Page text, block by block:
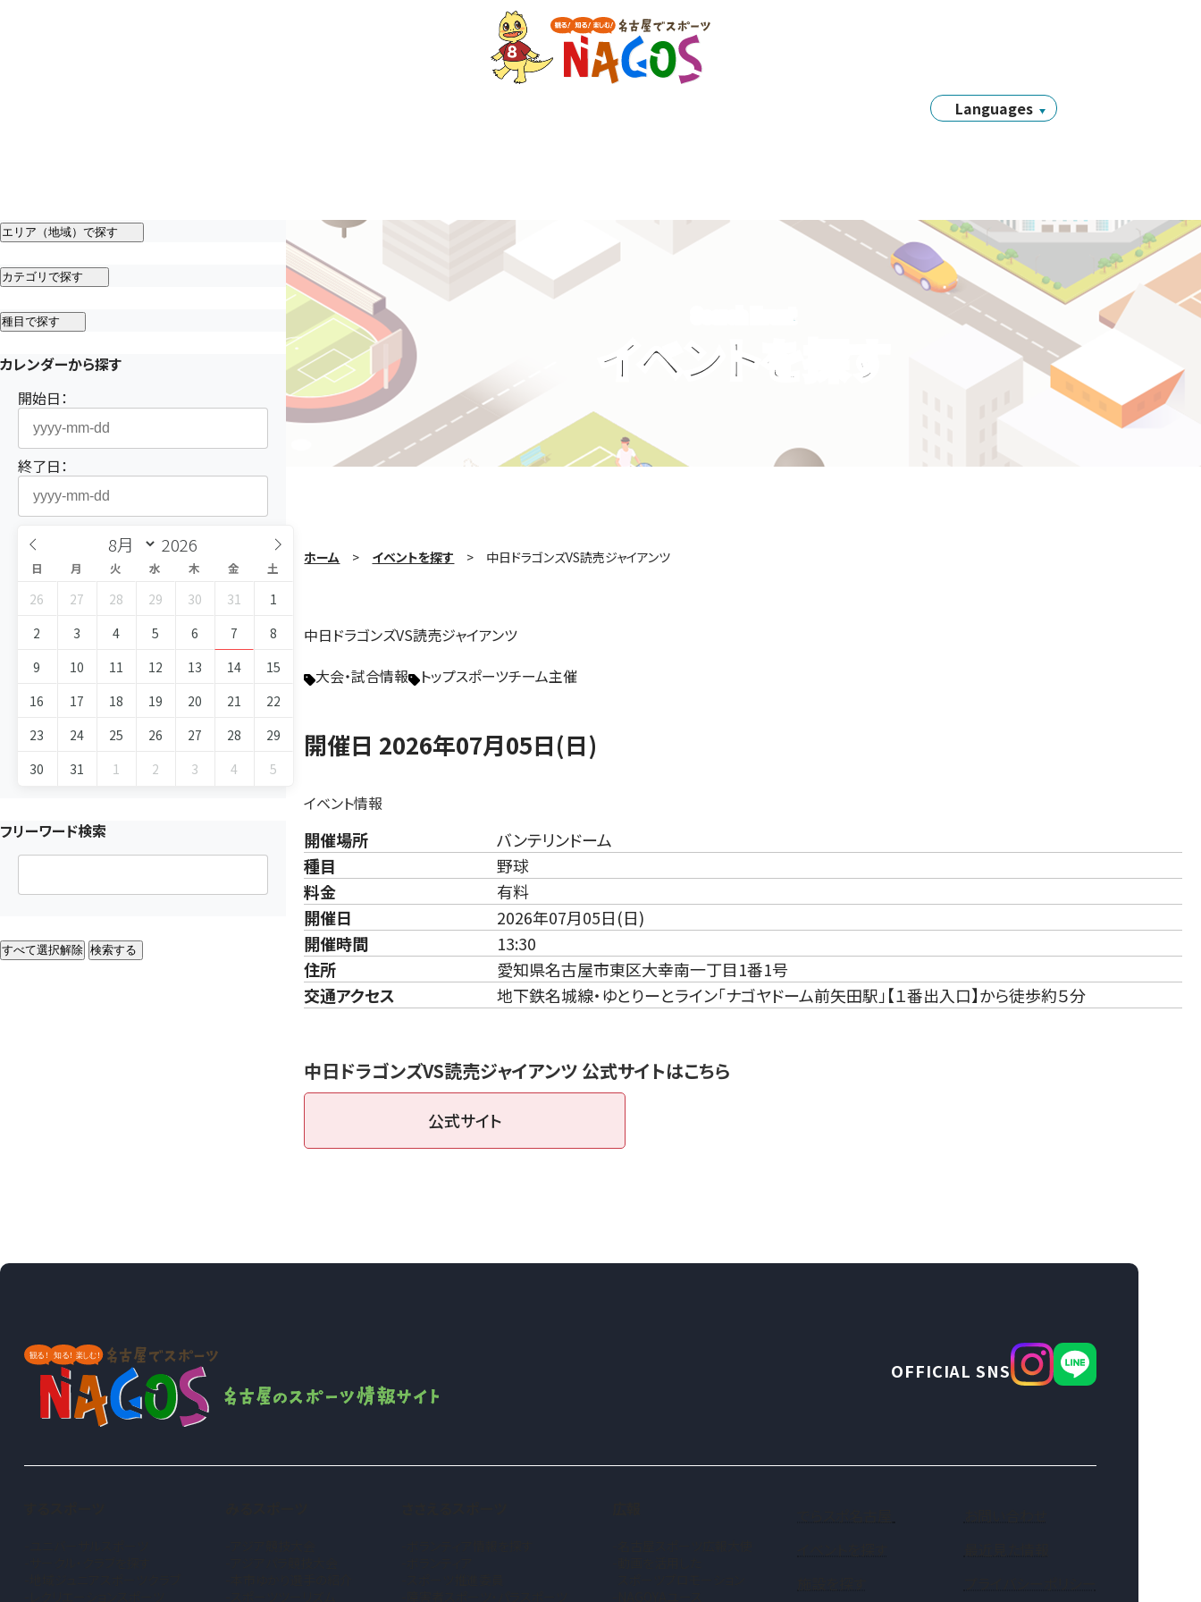
Languages
繁體中文
Tiếng Việt
Filipino
Português
한국어
Bahasa
ဗမာစာ
ไทย
イベントを探す
Search Event
ホーム イベントを探す 中日ドラゴンズVS読売ジャイアンツ
中日ドラゴンズVS読売ジャイアンツ
大会・試合情報
トップスポーツチーム主催
開催日 2026年07月05日(日)
イベント情報
開催場所
バンテリンドーム
種目
野球
料金
有料
開催日
2026年07月05日(日)
開催時間
13:30
住所
愛知県名古屋市東区大幸南一丁目1番1号
交通アクセス
地下鉄名城線・ゆとりーとライン「ナゴヤドーム前矢田駅」【１番出入口】から徒歩約５分
中日ドラゴンズVS読売ジャイアンツ 公式サイトはこちら
公式サイト（新しいタブで開きます）
エリア（地域）で探す
カテゴリで探す
種目で探す
カレンダーから探す
開始日：
終了日：
日 月 火 水 木 金 土
26 27 28 29 30 31
1
2
3 4 5 6 7
8
9
10 11 12 13 14
15
16
17 18 19 20 21
22
23
24 25 26 27 28
29
30
31 1 2 3 4 5
フリーワード検索
すべて選択解除 検索する
OFFICIAL SNS